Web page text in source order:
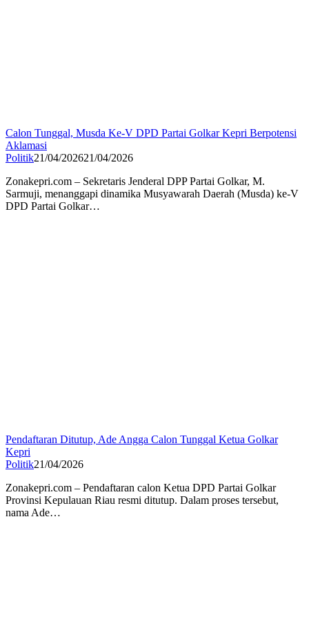
Calon Tunggal, Musda Ke-V DPD Partai Golkar Kepri Berpotensi
Aklamasi
Politik21/04/202621/04/2026
Zonakepri.com – Sekretaris Jenderal DPP Partai Golkar, M.
Sarmuji, menanggapi dinamika Musyawarah Daerah (Musda) ke-V
DPD Partai Golkar…
Pendaftaran Ditutup, Ade Angga Calon Tunggal Ketua Golkar
Kepri
Politik21/04/2026
Zonakepri.com – Pendaftaran calon Ketua DPD Partai Golkar
Provinsi Kepulauan Riau resmi ditutup. Dalam proses tersebut,
nama Ade…